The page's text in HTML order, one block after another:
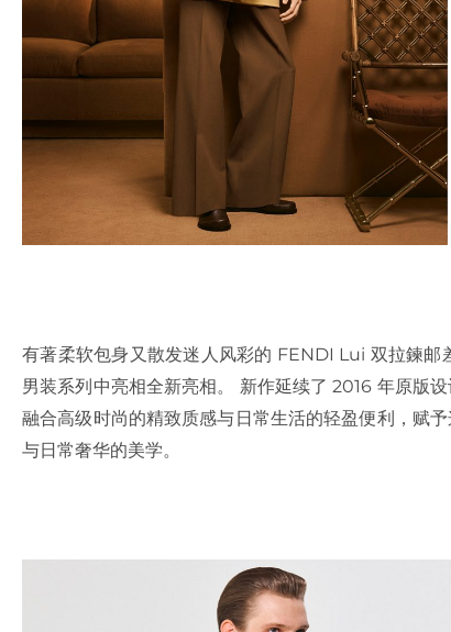
有著柔软包身又散发迷人风彩的 FENDI Lui 双拉鍊邮
男装系列中亮相全新亮相。 新作延续了 2016 年原版
融合高级时尚的精致质感与日常生活的轻盈便利，赋
与日常奢华的美学。